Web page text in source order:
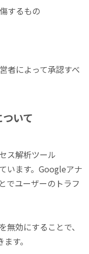
するもの
者によって承認すべ
いて
ス解析ツール
います。Googleアナ
でユーザーのトラフ
効にすることで、
す。